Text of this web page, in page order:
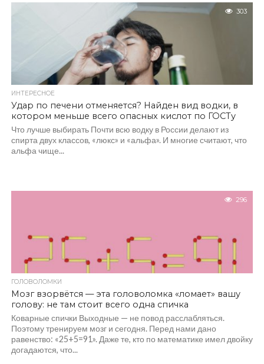
303
ИНТЕРЕСНОЕ
Удар по печени отменяется? Найден вид водки, в
котором меньше всего опасных кислот по ГОСТу
Что лучше выбирать Почти всю водку в России делают из
спирта двух классов, «люкс» и «альфа». И многие считают, что
альфа чище...
296
ГОЛОВОЛОМКИ
Мозг взорвётся — эта головоломка «ломает» вашу
голову: не там стоит всего одна спичка
Коварные спички Выходные — не повод расслабляться.
Поэтому тренируем мозг и сегодня. Перед нами дано
равенство: «25+5=91». Даже те, кто по математике имел двойку
догадаются, что...